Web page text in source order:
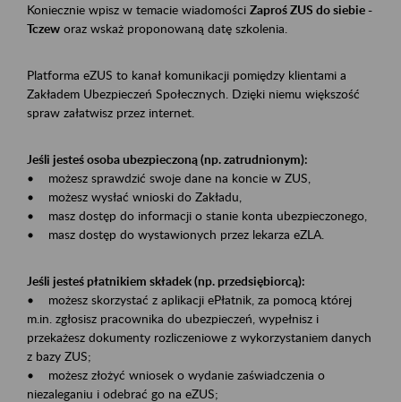
Koniecznie wpisz w temacie wiadomości Zaproś ZUS do siebie -
Tczew oraz wskaż proponowaną datę szkolenia.
Platforma eZUS to kanał komunikacji pomiędzy klientami a
Zakładem Ubezpieczeń Społecznych. Dzięki niemu większość
spraw załatwisz przez internet.
Jeśli jesteś osoba ubezpieczoną (np. zatrudnionym):
• możesz sprawdzić swoje dane na koncie w ZUS,
• możesz wysłać wnioski do Zakładu,
• masz dostęp do informacji o stanie konta ubezpieczonego,
• masz dostęp do wystawionych przez lekarza eZLA.
Jeśli jesteś płatnikiem składek (np. przedsiębiorcą):
• możesz skorzystać z aplikacji ePłatnik, za pomocą której
m.in. zgłosisz pracownika do ubezpieczeń, wypełnisz i
przekażesz dokumenty rozliczeniowe z wykorzystaniem danych
z bazy ZUS;
• możesz złożyć wniosek o wydanie zaświadczenia o
niezaleganiu i odebrać go na eZUS;